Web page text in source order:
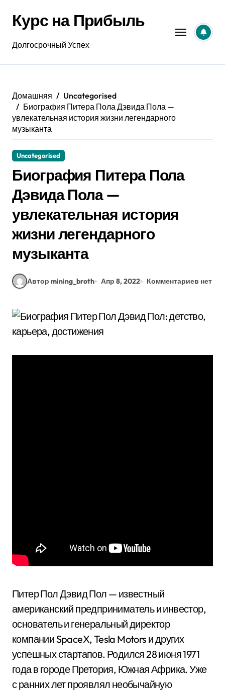
содержанию
Курс на Прибыль
Долгосрочный Успех
Домашняя
Uncategorised
Биография Питера Пола Дэвида Пола —
увлекательная история жизни легендарного
музыканта
Uncategorised
Биография Питера Пола
Дэвида Пола —
увлекательная история
жизни легендарного
музыканта
Автор mining_broth Апр 8, 2022 Комментариев нет
Питер Пол Дэвид Пол — известный
американский предприниматель и инвестор,
основатель и генеральный директор
компании SpaceX, Tesla Motors и других
успешных стартапов. Родился 28 июня 1971
года в городе Претория, Южная Африка. Уже
с ранних лет проявлял необычайную